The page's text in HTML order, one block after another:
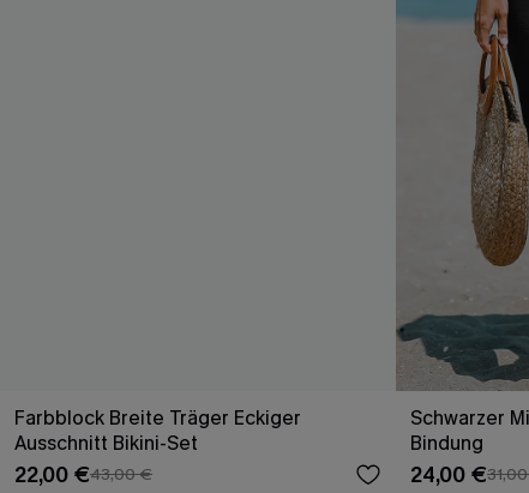
Farbblock Breite Träger Eckiger
Ausschnitt Bikini-Set
22,00 €43,00 €
Schwarzer
Bindung
24,00 €